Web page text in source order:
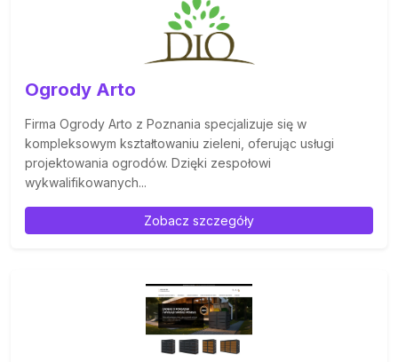
Ogrody Arto
Firma Ogrody Arto z Poznania specjalizuje się w
kompleksowym kształtowaniu zieleni, oferując usługi
projektowania ogrodów. Dzięki zespołowi
wykwalifikowanych...
Zobacz szczegóły